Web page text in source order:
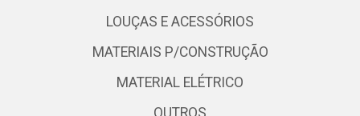
LOUÇAS E ACESSÓRIOS
MATERIAIS P/CONSTRUÇÃO
MATERIAL ELÉTRICO
OUTROS